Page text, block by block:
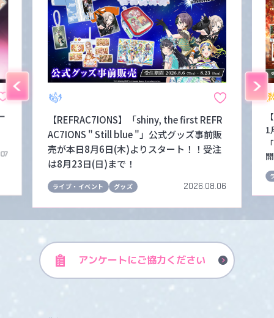
【REFRAC7IONS】「shiny, the first REFR
AC7IONS " Still blue "」公式グッズ事前販
売が本日8月6日(木)よりスタート！！受注
は8月23日(日)まで！
ライブ・イベント グッズ 2026.08.06
1
アンケートにご協力ください